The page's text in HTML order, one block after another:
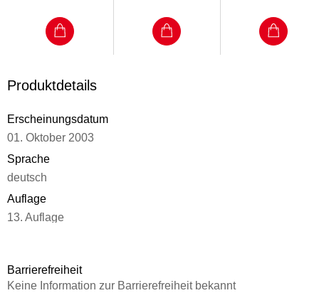
Produktdetails
Erscheinungsdatum
01. Oktober 2003
Sprache
deutsch
Auflage
13. Auflage
Reihe
Barrierefreiheit
Keine Information zur Barrierefreiheit bekannt